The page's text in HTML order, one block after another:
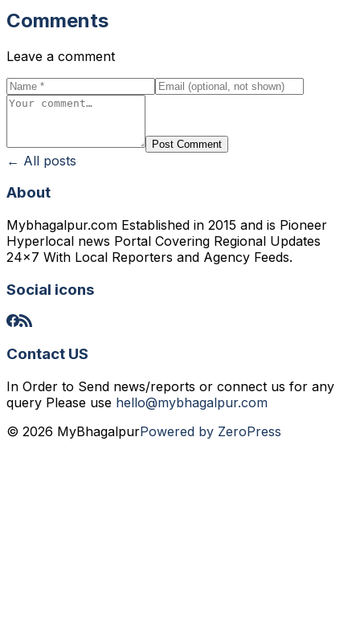
Comments
Leave a comment
Post Comment
← All posts
About
Mybhagalpur.com Established in 2015 and is Pioneer
Hyperlocal news Portal Covering Regional Updates
24x7 With Local Reporters and Agency Feeds.
Social icons
Contact US
In Order to Send news/reports or connect us for any
query Please use hello@mybhagalpur.com
© 2026 MyBhagalpurPowered by ZeroPress